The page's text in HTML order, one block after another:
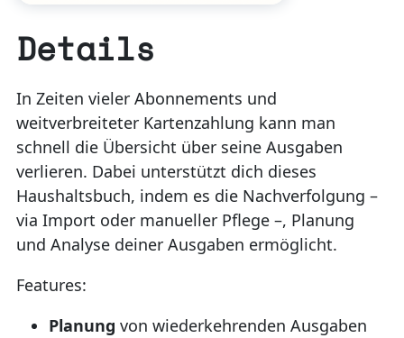
Details
In Zeiten vieler Abonnements und
weitverbreiteter Kartenzahlung kann man
schnell die Übersicht über seine Ausgaben
verlieren. Dabei unterstützt dich dieses
Haushaltsbuch, indem es die Nachverfolgung –
via Import oder manueller Pflege –, Planung
und Analyse deiner Ausgaben ermöglicht.
Features:
Planung von wiederkehrenden Ausgaben